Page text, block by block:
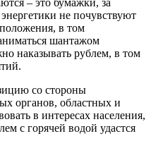
– это бумажки, за
не почувствуют
в том
шантажом
наказывать рублем, в том
со стороны
органов, областных и
в интересах населения,
с горячей водой удастся